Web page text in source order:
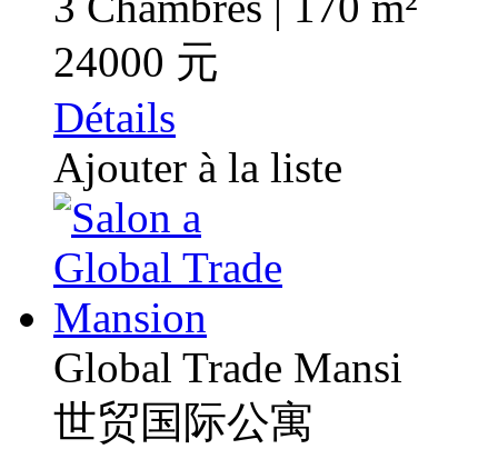
24000 元
Détails
Ajouter à la liste
Global Trade Mansi
世贸国际公寓